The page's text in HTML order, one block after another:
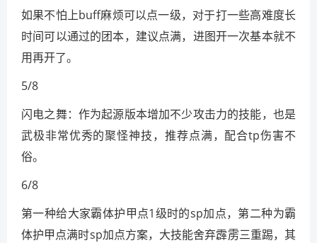
如果不怕上buff麻烦可以点一级，对于打一些高难度长
时间可以通过的团本，建议点满，进图开一次基本就不
用再开了。
5/8
闪电之舞：作为起源版本增加不少攻击力的技能，也是
武极非常优秀的聚怪神技，推荐点满，配合tp伤害不
俗。
6/8
第一种给大家霸体护甲点1级时的sp加点，第二种为霸
体护甲点满时sp加点方案，大技能舍弃霹雳三重踢，其